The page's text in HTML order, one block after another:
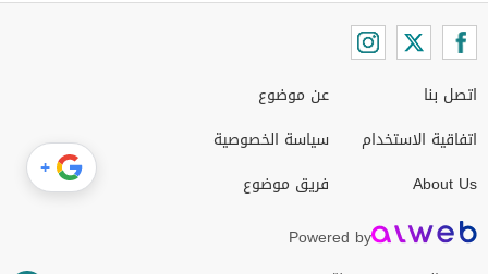
اتصل بنا
اتفاقية الاستخدام
About Us
عن موضوع
سياسة الخصوصية
فريق موضوع
Powered by
+